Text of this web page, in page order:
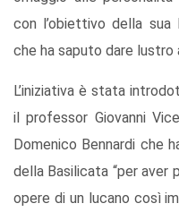
con l’obiettivo della sua
che ha saputo dare lustro
L’iniziativa è stata
il professor Giovanni
Domenico Bennardi che
della Basilicata “per
opere di un lucano così